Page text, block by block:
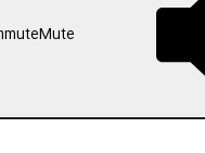
Mute